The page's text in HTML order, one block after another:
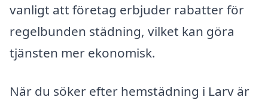
vanligt att företag erbjuder rabatter för
regelbunden städning, vilket kan göra
tjänsten mer ekonomisk.
När du söker efter hemstädning i Larv är